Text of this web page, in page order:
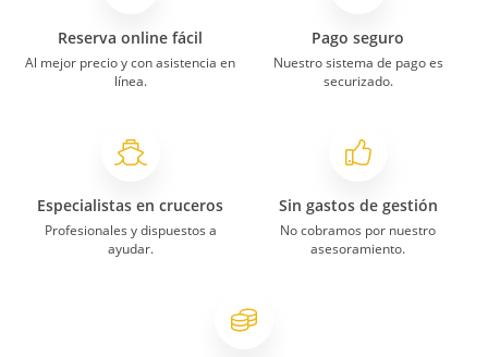
Reserva online fácil
Al mejor precio y con asistencia en
línea.
Pago seguro
Nuestro sistema de pago es
securizado.
Especialistas en cruceros
Profesionales y dispuestos a
ayudar.
Sin gastos de gestión
No cobramos por nuestro
asesoramiento.